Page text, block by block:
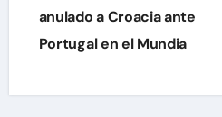
anulado a Croacia ante
Portugal en el Mundia